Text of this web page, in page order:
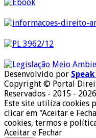
Desenvolvido por
Copyright © Portal
Reservados - 2015 - 2026
Este site utiliza cookies
clicar em "Aceitar e
cookies, termos e
Aceitar e Fechar